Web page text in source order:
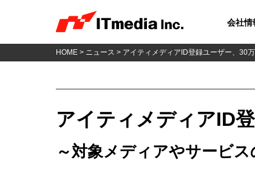
会社情
HOME > ニュース > アイティメディアID登録ユーザー、30
アイティメディアID
～対象メディアやサービ